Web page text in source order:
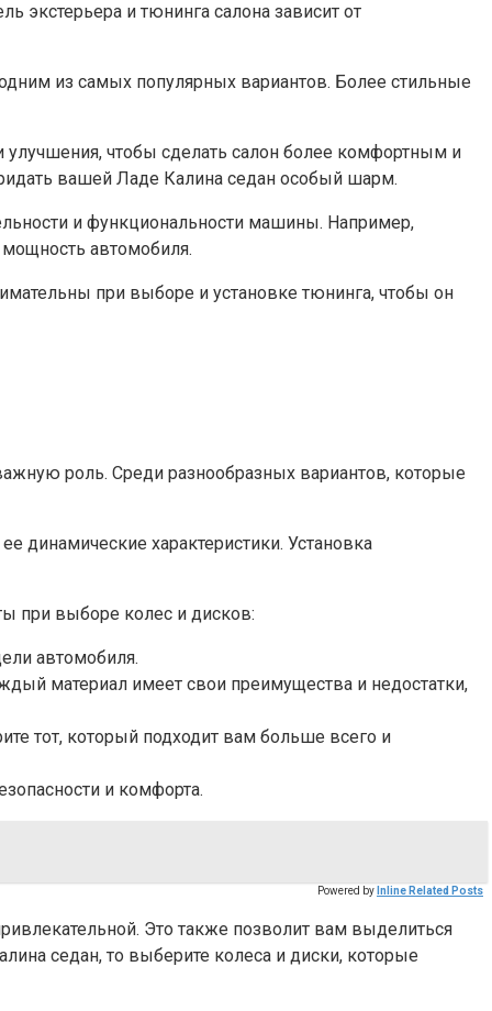
экстерьера и тюнинга салона зависит от
из самых популярных вариантов. Более стильные
чтобы сделать салон более комфортным и
вашей Ладе Калина седан особый шарм.
и функциональности машины. Например,
автомобиля.
при выборе и установке тюнинга, чтобы он
роль. Среди разнообразных вариантов, которые
характеристики. Установка
при выборе колес и дисков:
автомобиля.
материал имеет свои преимущества и недостатки,
тот, который подходит вам больше всего и
и комфорта.
Powered by Inline Related Posts
Это также позволит вам выделиться
седан, то выберите колеса и диски, которые